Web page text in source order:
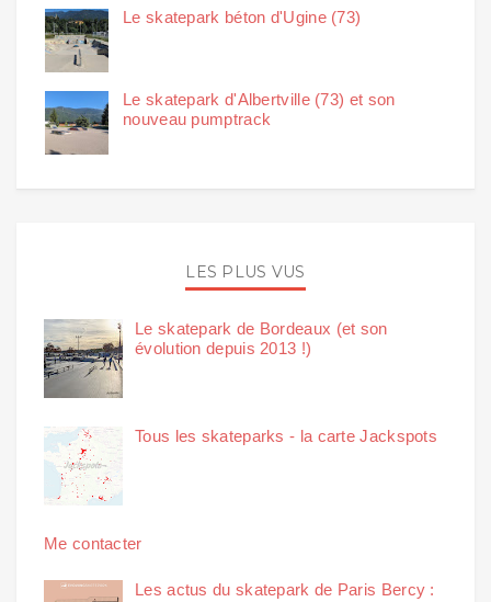
Le skatepark béton d'Ugine (73)
Le skatepark d'Albertville (73) et son
nouveau pumptrack
LES PLUS VUS
Le skatepark de Bordeaux (et son
évolution depuis 2013 !)
Tous les skateparks - la carte Jackspots
Me contacter
Les actus du skatepark de Paris Bercy :